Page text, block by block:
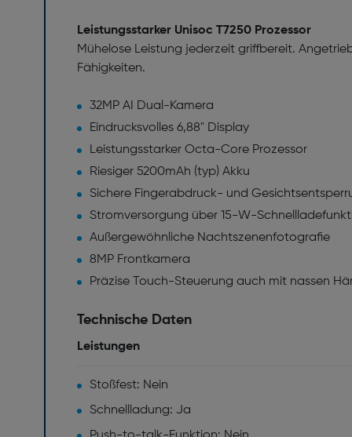
Leistungsstarker Unisoc T7250 Prozessor
Mühelose Leistung jederzeit griffbereit.
Fähigkeiten.
32MP AI Dual-Kamera
Eindrucksvolles 6,88" Display
Leistungsstarker Octa-Core Prozessor
Riesiger 5200mAh (typ) Akku
Sichere Fingerabdruck- und
Stromversorgung über 15-W-
Außergewöhnliche Nachtszenenfotografie
8MP Frontkamera
Präzise Touch-Steuerung auch mit nassen
Technische Daten
Leistungen
Stoßfest: Nein
Schnellladung: Ja